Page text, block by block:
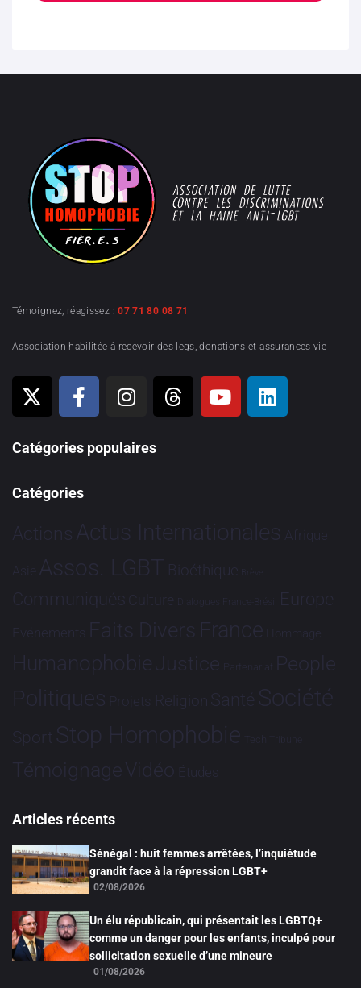
Témoignez, réagissez :07 71 80 08 71
Association habilitée à recevoir des legs, donations et assurances-vie
Catégories populaires
Catégories
Actions Actus Internationales Afrique
Asie Assos. LGBT Bioéthique Brève
Communiqués Culture Dialogues France-Brésil Europe
Evénements Faits Divers France Hommage
HumanophobieJustice Partenariat People
Politiques Projets Religion Santé Société
Sport Stop Homophobie Tech Tribune
TémoignageVidéo Études
Articles récents
Sénégal : huit femmes arrêtées, l’inquiétude
grandit face à la répression LGBT+
02/08/2026
Un élu républicain, qui présentait les LGBTQ+
comme un danger pour les enfants, inculpé pour
sollicitation sexuelle d’une mineure
01/08/2026